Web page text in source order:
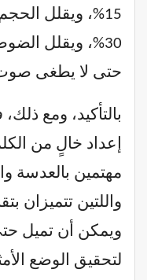
15%، ويقلل
حتى لا يطغى صوت
بالتأكيد، ومع
إعداد خالٍ من
لتحقيق الوضع